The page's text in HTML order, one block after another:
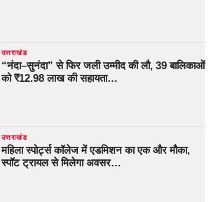
उत्तराखंड
“नंदा–सुनंदा” से फिर जली उम्मीद की लौ, 39 बालिकाओं
को ₹12.98 लाख की सहायता…
उत्तराखंड
महिला स्पोर्ट्स कॉलेज में एडमिशन का एक और मौका,
स्पॉट ट्रायल से मिलेगा अवसर…